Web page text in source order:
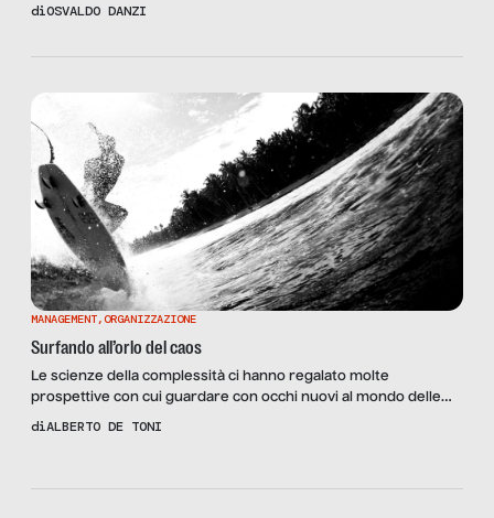
diOSVALDO DANZI
MANAGEMENT,ORGANIZZAZIONE
Surfando all’orlo del caos
Le scienze della complessità ci hanno regalato molte
prospettive con cui guardare con occhi nuovi al mondo delle
organizzazioni e del management. Una delle prospettive più
diALBERTO DE TONI